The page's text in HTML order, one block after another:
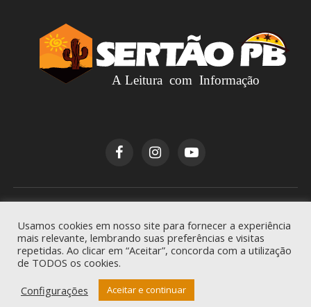
reservados.
Usamos cookies em nosso site para fornecer a experiência
mais relevante, lembrando suas preferências e visitas
repetidas. Ao clicar em “Aceitar”, concorda com a utilização
de TODOS os cookies.
Configurações
Aceitar e continuar